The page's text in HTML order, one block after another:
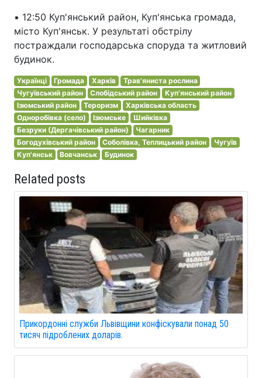
▪️ 12:50 Куп'янський район, Куп'янська громада,
місто Куп'янськ. У результаті обстрілу
постраждали господарська споруда та житловий
будинок.
Українці Громада Харків
Трав'яниста рослина
Чугуївський район
Слобідський район
Куп'янський район
Ізюмський район
Тероризм
Харківська область
Одноробівка (село)
Ізюмське
Шийківка
Безруки (Дергачівський район)
Чагарник
Богодухівський район
Соболівка, Теплицький район
Чугуїв
Куп'янськ
Вовчанськ Будинок
Related posts
Прикордонні служби Львівщини конфіскували понад 50
тисяч підроблених доларів.